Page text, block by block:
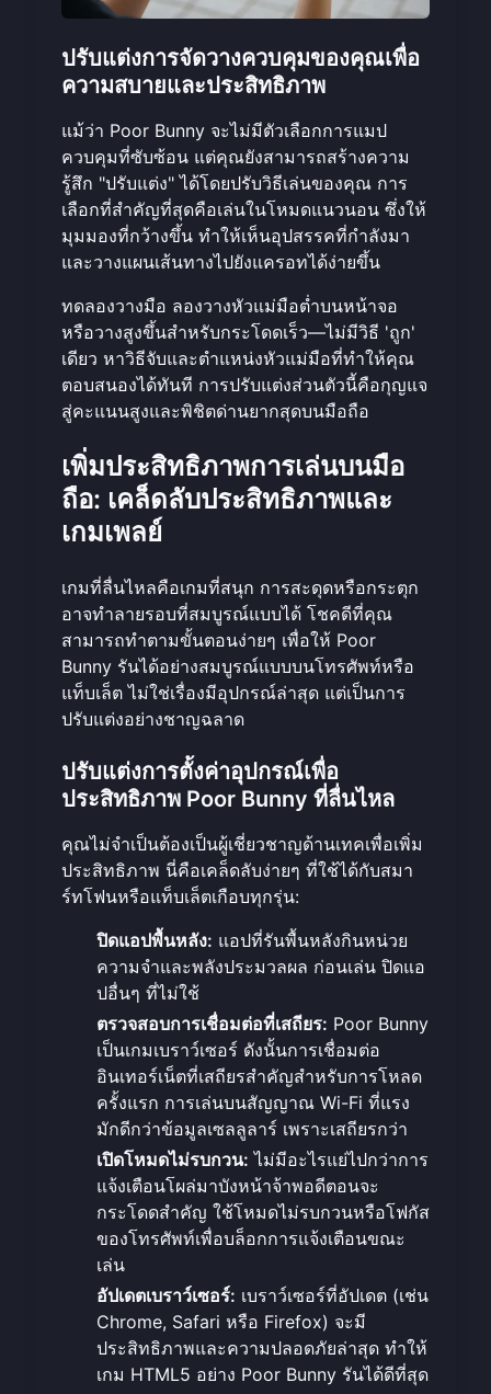
ปรับแต่งการจัดวางควบคุมของคุณเพื่อ
ความสบายและประสิทธิภาพ
แม้ว่า Poor Bunny จะไม่มีตัวเลือกการแมป
ควบคุมที่ซับซ้อน แต่คุณยังสามารถสร้างความ
รู้สึก "ปรับแต่ง" ได้โดยปรับวิธีเล่นของคุณ การ
เลือกที่สำคัญที่สุดคือเล่นในโหมดแนวนอน ซึ่งให้
มุมมองที่กว้างขึ้น ทำให้เห็นอุปสรรคที่กำลังมา
และวางแผนเส้นทางไปยังแครอทได้ง่ายขึ้น
ทดลองวางมือ ลองวางหัวแม่มือต่ำบนหน้าจอ
หรือวางสูงขึ้นสำหรับกระโดดเร็ว—ไม่มีวิธี 'ถูก'
เดียว หาวิธีจับและตำแหน่งหัวแม่มือที่ทำให้คุณ
ตอบสนองได้ทันที การปรับแต่งส่วนตัวนี้คือกุญแจ
สู่คะแนนสูงและพิชิตด่านยากสุดบนมือถือ
เพิ่มประสิทธิภาพการเล่นบนมือ
ถือ: เคล็ดลับประสิทธิภาพและ
เกมเพลย์
เกมที่ลื่นไหลคือเกมที่สนุก การสะดุดหรือกระตุก
อาจทำลายรอบที่สมบูรณ์แบบได้ โชคดีที่คุณ
สามารถทำตามขั้นตอนง่ายๆ เพื่อให้ Poor
Bunny รันได้อย่างสมบูรณ์แบบบนโทรศัพท์หรือ
แท็บเล็ต ไม่ใช่เรื่องมีอุปกรณ์ล่าสุด แต่เป็นการ
ปรับแต่งอย่างชาญฉลาด
ปรับแต่งการตั้งค่าอุปกรณ์เพื่อ
ประสิทธิภาพ Poor Bunny ที่ลื่นไหล
คุณไม่จำเป็นต้องเป็นผู้เชี่ยวชาญด้านเทคเพื่อเพิ่ม
ประสิทธิภาพ นี่คือเคล็ดลับง่ายๆ ที่ใช้ได้กับสมา
ร์ทโฟนหรือแท็บเล็ตเกือบทุกรุ่น:
ปิดแอปพื้นหลัง: แอปที่รันพื้นหลังกินหน่วย
ความจำและพลังประมวลผล ก่อนเล่น ปิดแอ
ปอื่นๆ ที่ไม่ใช้
ตรวจสอบการเชื่อมต่อที่เสถียร: Poor Bunny
เป็นเกมเบราว์เซอร์ ดังนั้นการเชื่อมต่อ
อินเทอร์เน็ตที่เสถียรสำคัญสำหรับการโหลด
ครั้งแรก การเล่นบนสัญญาณ Wi-Fi ที่แรง
มักดีกว่าข้อมูลเซลลูลาร์ เพราะเสถียรกว่า
เปิดโหมดไม่รบกวน: ไม่มีอะไรแย่ไปกว่าการ
แจ้งเตือนโผล่มาบังหน้าจ้าพอดีตอนจะ
กระโดดสำคัญ ใช้โหมดไม่รบกวนหรือโฟกัส
ของโทรศัพท์เพื่อบล็อกการแจ้งเตือนขณะ
เล่น
อัปเดตเบราว์เซอร์: เบราว์เซอร์ที่อัปเดต (เช่น
Chrome, Safari หรือ Firefox) จะมี
ประสิทธิภาพและความปลอดภัยล่าสุด ทำให้
เกม HTML5 อย่าง Poor Bunny รันได้ดีที่สุด